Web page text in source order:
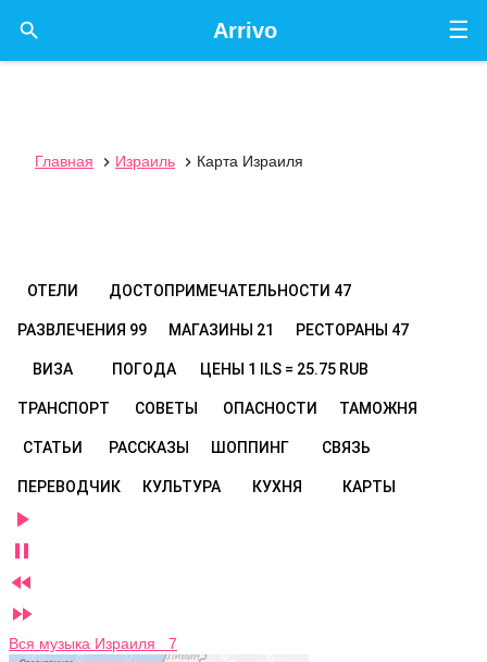
☰
Arrivo

Главная  Израиль  Карта Израиля
ОТЕЛИ ДОСТОПРИМЕЧАТЕЛЬНОСТИ 47
РАЗВЛЕЧЕНИЯ 99 МАГАЗИНЫ 21 РЕСТОРАНЫ 47
ВИЗА ПОГОДА ЦЕНЫ 1 ILS = 25.75 RUB
ТРАНСПОРТ СОВЕТЫ ОПАСНОСТИ ТАМОЖНЯ
СТАТЬИ РАССКАЗЫ ШОППИНГ СВЯЗЬ
ПЕРЕВОДЧИК КУЛЬТУРА КУХНЯ КАРТЫ




Вся музыка Израиля 7